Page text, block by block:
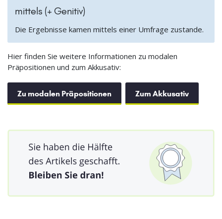
mittels (+ Genitiv)
Die Ergebnisse kamen mittels einer Umfrage zustande.
Hier finden Sie weitere Informationen zu modalen
Präpositionen und zum Akkusativ:
Zu modalen Präpositionen Zum Akkusativ